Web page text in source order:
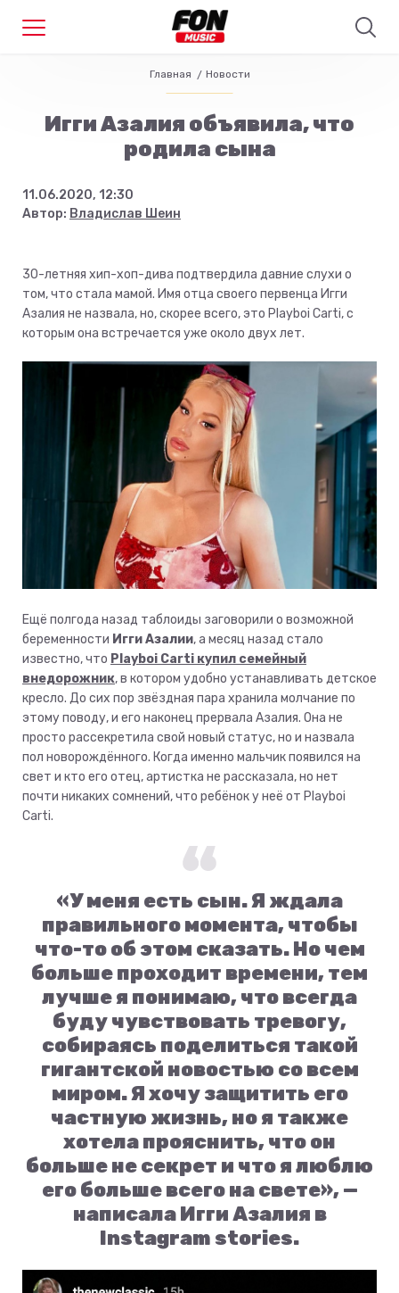
Главная Новости
Игги Азалия объявила, что
родила сына
11.06.2020, 12:30
Автор: Владислав Шеин
30-летняя хип-хоп-дива подтвердила давние слухи о
том, что стала мамой. Имя отца своего первенца Игги
Азалия не назвала, но, скорее всего, это Playboi Carti, с
которым она встречается уже около двух лет.
Ещё полгода назад таблоиды заговорили о возможной
беременности Игги Азалии, а месяц назад стало
известно, что Playboi Carti купил семейный
внедорожник, в котором удобно устанавливать детское
кресло. До сих пор звёздная пара хранила молчание по
этому поводу, и его наконец прервала Азалия. Она не
просто рассекретила свой новый статус, но и назвала
пол новорождённого. Когда именно мальчик появился на
свет и кто его отец, артистка не рассказала, но нет
почти никаких сомнений, что ребёнок у неё от Playboi
Carti.
«У меня есть сын. Я ждала
правильного момента, чтобы
что-то об этом сказать. Но чем
больше проходит времени, тем
лучше я понимаю, что всегда
буду чувствовать тревогу,
собираясь поделиться такой
гигантской новостью со всем
миром. Я хочу защитить его
частную жизнь, но я также
хотела прояснить, что он
больше не секрет и что я люблю
его больше всего на свете», —
написала Игги Азалия в
Instagram stories.